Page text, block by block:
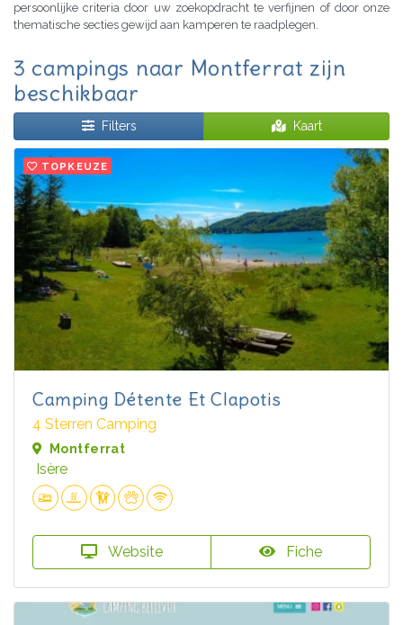
persoonlijke criteria door uw zoekopdracht te verfijnen of door onze
thematische secties gewijd aan kamperen te raadplegen.
3 campings naar Montferrat zijn
beschikbaar
Filters Kaart
TOPKEUZE
Camping Détente Et Clapotis
4 Sterren Camping
Montferrat
Isère
Website Fiche